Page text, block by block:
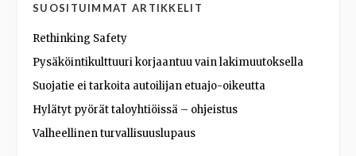
SUOSITUIMMAT ARTIKKELIT
Rethinking Safety
Pysäköintikulttuuri korjaantuu vain lakimuutoksella
Suojatie ei tarkoita autoilijan etuajo-oikeutta
Hylätyt pyörät taloyhtiöissä – ohjeistus
Valheellinen turvallisuuslupaus